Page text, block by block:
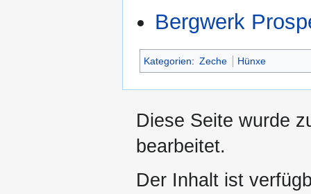
Bergwerk
Kategorien: Zeche Hünxe
Diese Seite wurde
bearbeitet.
Der Inhalt ist